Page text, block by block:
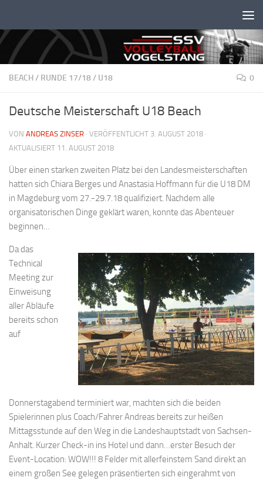
BEACH/ RUNDE 17/18/ U18 0
Deutsche Meisterschaft U18 Beach
VON ANDREAS ZINSER · VERÖFFENTLICHT 3. AUGUST 2018 ·
AKTUALISIERT 11. AUGUST 2018
Über einen starken zweiten Platz bei den Landesmeisterschaften
hatten sich Chiara Berges und Anastasia Hoffmann für die U18 DM
in Magdeburg vom 27.-29.7.18 qualifiziert. Nachdem alle
organisatorischen Dinge geklärt waren, konnte das Abenteuer
beginnen…
Da das
Technical
Meeting zur
Einweisung
aller Abläufe
bereits schon
auf
Donnerstagabend terminiert war, machten sich die beiden
Spielerinnen plus Coach/Fahrer Andreas bereits zur heißen
Mittagsstunde auf den Weg in die Landeshauptstadt von Sachsen-
Anhalt. Kurzer Check-in ins Hotel und dann…erster Besuch der
Event-Location: WOW!!! 8 Felder mit allerfeinstem Sand direkt an
einem großen See gelegen präsentierten sich eingerahmt von